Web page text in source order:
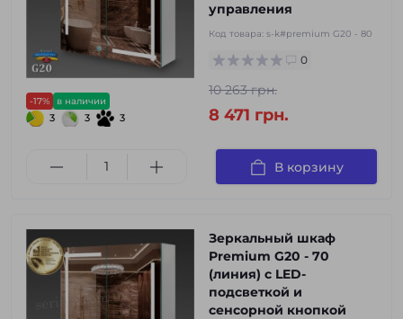
-17% в наличии
3 3 3
управления
Код товара: s-k#premium G20 - 80
0
10 263 грн.
8 471 грн.
В корзину
Зеркальный шкаф
Premium G20 - 70
(линия) с LED-
подсветкой и
сенсорной кнопкой